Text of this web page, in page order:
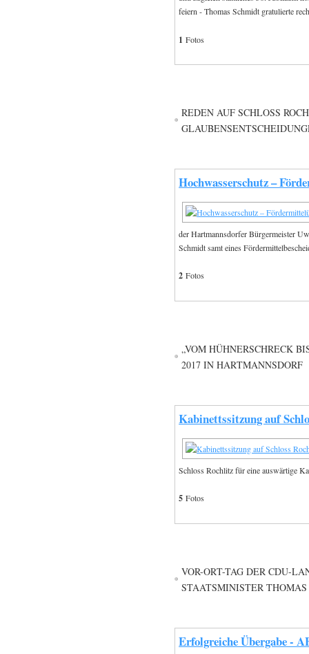
feiern - Thomas Schmidt gratulierte
1 Fotos
REDEN AUF SCHLOSS
Hochwasserschutz –
der Hartmannsdorfer Bürgermeister
Schmidt samt eines
2 Fotos
„VOM HÜHNERSCHRECK
2017 IN HARTMANNSDORF
Kabinettssitzung auf
Schloss Rochlitz für eine auswärtige
5 Fotos
VOR-ORT-TAG DER CDU-
STAATSMINISTER
Erfolgreiche Übergabe -